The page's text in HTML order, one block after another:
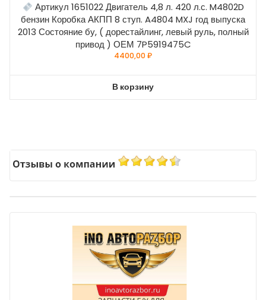
Артикул 1651022 Двигатель 4,8 л. 420 л.с. M4802D
бензин Коробка АКПП 8 ступ. A4804 MXJ год выпуска
2013 Состояние бу, ( дорестайлинг, левый руль, полный
привод ) ОЕМ 7P5919475C
4400,00₽
В корзину